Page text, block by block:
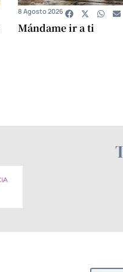
Mándame ir a ti
8 Agosto 2026